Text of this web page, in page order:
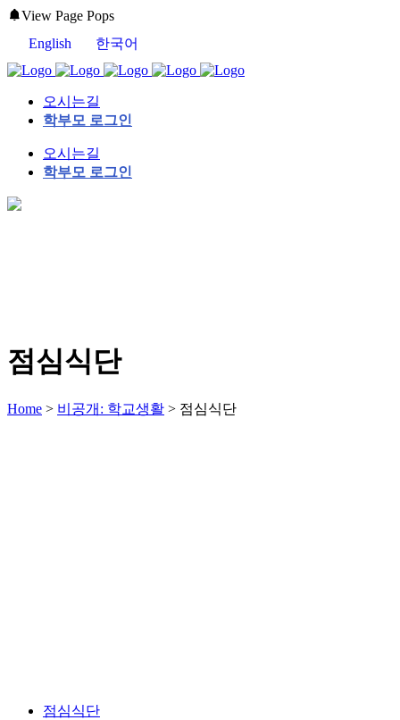
View Page Pops
English
한국어
오시는길
학부모 로그인
오시는길
학부모 로그인
점심식단
Home > 비공개: 학교생활 > 점심식단
점심식단